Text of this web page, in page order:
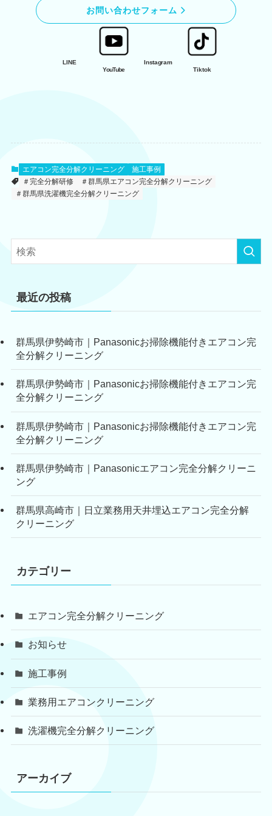
お問い合わせフォーム
LINE
YouTube
Instagram
Tiktok
エアコン完全分解クリーニング
施工事例
＃完全分解研修
＃群馬県エアコン完全分解クリーニング
＃群馬県洗濯機完全分解クリーニング
最近の投稿
群馬県伊勢崎市｜Panasonicお掃除機能付きエアコン完
全分解クリーニング
群馬県伊勢崎市｜Panasonicお掃除機能付きエアコン完
全分解クリーニング
群馬県伊勢崎市｜Panasonicお掃除機能付きエアコン完
全分解クリーニング
群馬県伊勢崎市｜Panasonicエアコン完全分解クリーニ
ング
群馬県高崎市｜日立業務用天井埋込エアコン完全分解
クリーニング
カテゴリー
エアコン完全分解クリーニング
お知らせ
施工事例
業務用エアコンクリーニング
洗濯機完全分解クリーニング
アーカイブ